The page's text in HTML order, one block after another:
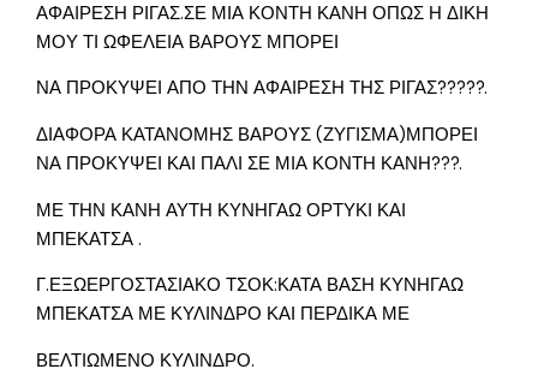
ΑΦΑΙΡΕΣΗ ΡΙΓΑΣ.ΣΕ ΜΙΑ ΚΟΝΤΗ ΚΑΝΗ ΟΠΩΣ Η ΔΙΚΗ
ΜΟΥ ΤΙ ΩΦΕΛΕΙΑ ΒΑΡΟΥΣ ΜΠΟΡΕΙ
ΝΑ ΠΡΟΚΥΨΕΙ ΑΠΟ ΤΗΝ ΑΦΑΙΡΕΣΗ ΤΗΣ ΡΙΓΑΣ?????.
ΔΙΑΦΟΡΑ ΚΑΤΑΝΟΜΗΣ ΒΑΡΟΥΣ (ΖΥΓΙΣΜΑ)ΜΠΟΡΕΙ
ΝΑ ΠΡΟΚΥΨΕΙ ΚΑΙ ΠΑΛΙ ΣΕ ΜΙΑ ΚΟΝΤΗ ΚΑΝΗ???.
ΜΕ ΤΗΝ ΚΑΝΗ ΑΥΤΗ ΚΥΝΗΓΑΩ ΟΡΤΥΚΙ ΚΑΙ
ΜΠΕΚΑΤΣΑ .
Γ.ΕΞΩΕΡΓΟΣΤΑΣΙΑΚΟ ΤΣΟΚ:ΚΑΤΑ ΒΑΣΗ ΚΥΝΗΓΑΩ
ΜΠΕΚΑΤΣΑ ΜΕ ΚΥΛΙΝΔΡΟ ΚΑΙ ΠΕΡΔΙΚΑ ΜΕ
ΒΕΛΤΙΩΜΕΝΟ ΚΥΛΙΝΔΡΟ.